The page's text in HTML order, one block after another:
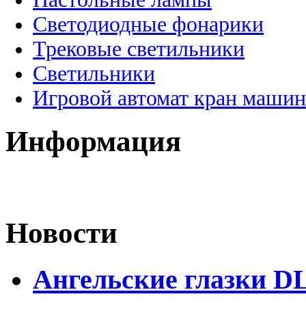
Светодиодные фонарики
Трековые светильники
Светильники
Игровой автомат кран
Информация
Новости
Ангельские глазки